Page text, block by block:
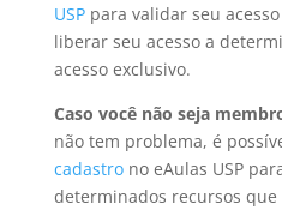
USPpara validar seu
liberar seu acesso a
acesso exclusivo.
Caso você não seja
não tem problema, é
cadastrono eAulas USP
determinados recursos